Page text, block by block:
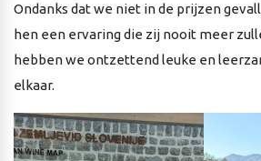
Ondanks dat we niet in de prijzen
hen een ervaring die zij nooit meer
hebben we ontzettend leuke en
elkaar.